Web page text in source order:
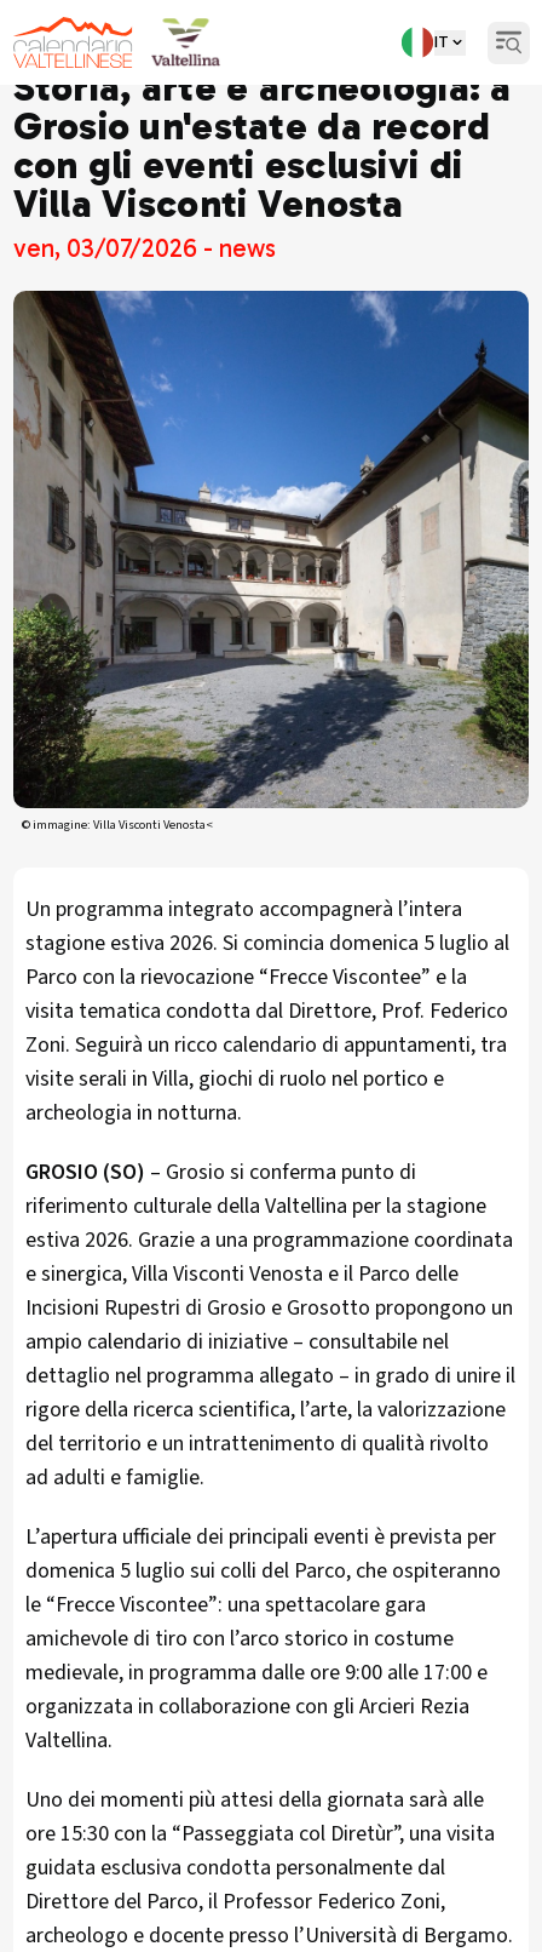
IT
Storia, arte e archeologia: a
Grosio un'estate da record
con gli eventi esclusivi di
Villa Visconti Venosta
ven, 03/07/2026 - news
© immagine: Villa Visconti Venosta<
Un programma integrato accompagnerà l’intera
stagione estiva 2026. Si comincia domenica 5 luglio al
Parco con la rievocazione “Frecce Viscontee” e la
visita tematica condotta dal Direttore, Prof. Federico
Zoni. Seguirà un ricco calendario di appuntamenti, tra
visite serali in Villa, giochi di ruolo nel portico e
archeologia in notturna.
GROSIO (SO) – Grosio si conferma punto di
riferimento culturale della Valtellina per la stagione
estiva 2026. Grazie a una programmazione coordinata
e sinergica, Villa Visconti Venosta e il Parco delle
Incisioni Rupestri di Grosio e Grosotto propongono un
ampio calendario di iniziative – consultabile nel
dettaglio nel programma allegato – in grado di unire il
rigore della ricerca scientifica, l’arte, la valorizzazione
del territorio e un intrattenimento di qualità rivolto
ad adulti e famiglie.
L’apertura ufficiale dei principali eventi è prevista per
domenica 5 luglio sui colli del Parco, che ospiteranno
le “Frecce Viscontee”: una spettacolare gara
amichevole di tiro con l’arco storico in costume
medievale, in programma dalle ore 9:00 alle 17:00 e
organizzata in collaborazione con gli Arcieri Rezia
Valtellina.
Uno dei momenti più attesi della giornata sarà alle
ore 15:30 con la “Passeggiata col Diretùr”, una visita
guidata esclusiva condotta personalmente dal
Direttore del Parco, il Professor Federico Zoni,
archeologo e docente presso l’Università di Bergamo.